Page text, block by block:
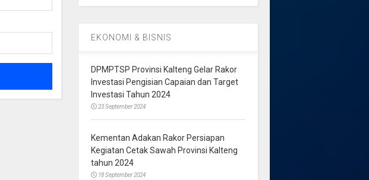
EKONOMI & BISNIS
DPMPTSP Provinsi Kalteng Gelar Rakor
Investasi Pengisian Capaian dan Target
Investasi Tahun 2024
23 September 2024
Kementan Adakan Rakor Persiapan
Kegiatan Cetak Sawah Provinsi Kalteng
tahun 2024
18 September 2024